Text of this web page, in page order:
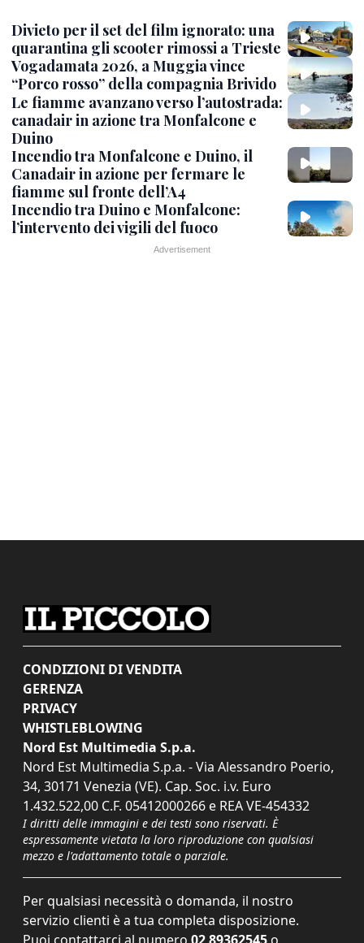
Divieto per il set del film ignorato: una
quarantina gli scooter rimossi a Trieste
Vogadamata 2026, a Muggia vince
“Porco rosso” della compagnia Brivido
Le fiamme avanzano verso l’autostrada:
canadair in azione tra Monfalcone e
Duino
Incendio tra Monfalcone e Duino, il
Canadair in azione per fermare le
fiamme sul fronte dell’A4
Incendio tra Duino e Monfalcone:
l’intervento dei vigili del fuoco
CONDIZIONI DI VENDITA
GERENZA
PRIVACY
WHISTLEBLOWING
Nord Est Multimedia S.p.a.
Nord Est Multimedia S.p.a. - Via Alessandro Poerio,
34, 30171 Venezia (VE). Cap. Soc. i.v. Euro
1.432.522,00 C.F. 05412000266 e REA VE-454332
I diritti delle immagini e dei testi sono riservati. È
espressamente vietata la loro riproduzione con qualsiasi
mezzo e l'adattamento totale o parziale.
Per qualsiasi necessità o domanda, il nostro
servizio clienti è a tua completa disposizione.